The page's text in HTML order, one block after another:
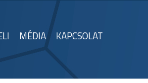
MÉDIA KAPCSOLAT